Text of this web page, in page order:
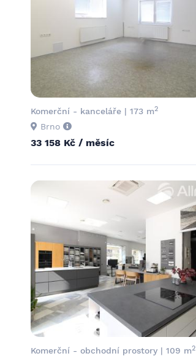
Komerční - kanceláře | 173 m2
Brno
33 158 Kč / měsíc
Komerční - obchodní prostory | 109 m2